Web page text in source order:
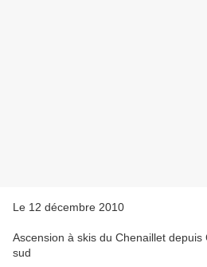
Le 12 décembre 2010
Ascension à skis du Chenaillet
sud